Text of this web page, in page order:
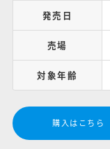
発売日
売場
対象年齢
購入はこちら